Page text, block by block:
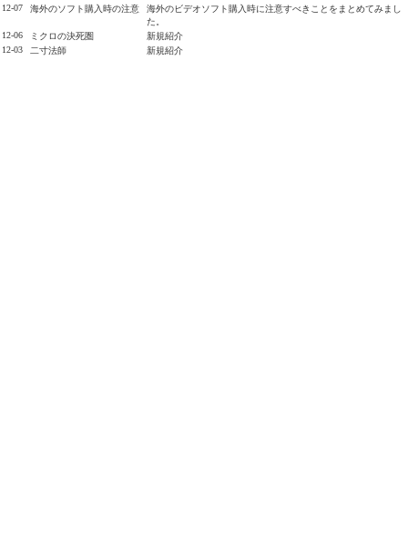
12-07
海外のソフト購入時の注意
海外のビデオソフト購入時に注意すべきことをまとめてみまし
た。
12-06
ミクロの決死圏
新規紹介
12-03
二寸法師 新規紹介